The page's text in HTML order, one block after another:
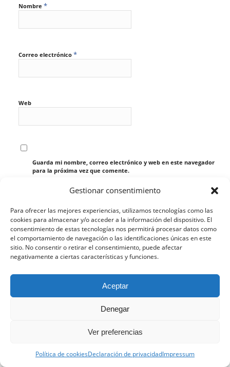
Gestionar consentimiento
Para ofrecer las mejores experiencias, utilizamos tecnologías como las
cookies para almacenar y/o acceder a la información del dispositivo. El
consentimiento de estas tecnologías nos permitirá procesar datos como
el comportamiento de navegación o las identificaciones únicas en este
sitio. No consentir o retirar el consentimiento, puede afectar
negativamente a ciertas características y funciones.
Aceptar
Denegar
Ver preferencias
Política de cookiesDeclaración de privacidadImpressum
Nombre *
Correo electrónico *
Web
Guarda mi nombre, correo electrónico y web en este navegador
para la próxima vez que comente.
Mi cuenta
Noticias Carrito Descarga la App
su navegación y ofrecerle un servicio más personalizado.
Continuar navegando implica la aceptación de nuestra
política de cookies, pinche el enlace para mayor información.